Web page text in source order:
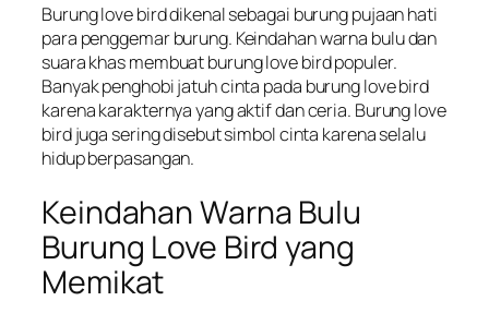
Burung love bird dikenal sebagai burung pujaan hati
para penggemar burung. Keindahan warna bulu dan
suara khas membuat burung love bird populer.
Banyak penghobi jatuh cinta pada burung love bird
karena karakternya yang aktif dan ceria. Burung love
bird juga sering disebut simbol cinta karena selalu
hidup berpasangan.
Keindahan Warna Bulu
Burung Love Bird yang
Memikat